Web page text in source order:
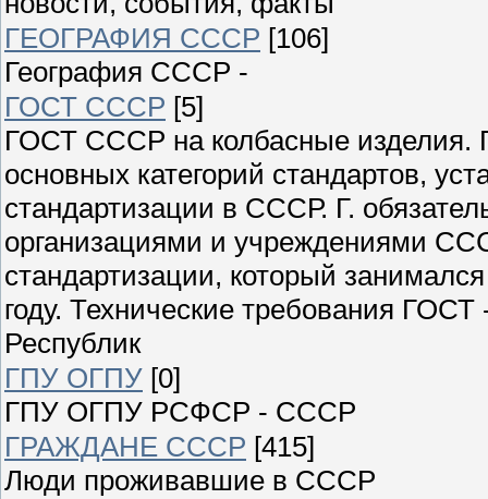
ГЕОГРАФИЯ СССР [106]
География СССР -
ГОСТ СССР [5]
ГОСТ СССР на колбасные изделия.
основных категорий стандартов,
стандартизации в СССР. Г.
организациями и учреждениями
стандартизации, который
году. Технические требования
Республик
ГПУ ОГПУ [0]
ГПУ ОГПУ РСФСР - СССР
ГРАЖДАНЕ СССР [415]
Люди проживавшие в СССР